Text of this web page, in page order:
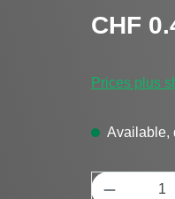
Regular
CHF
Prices plus
Available,
Product